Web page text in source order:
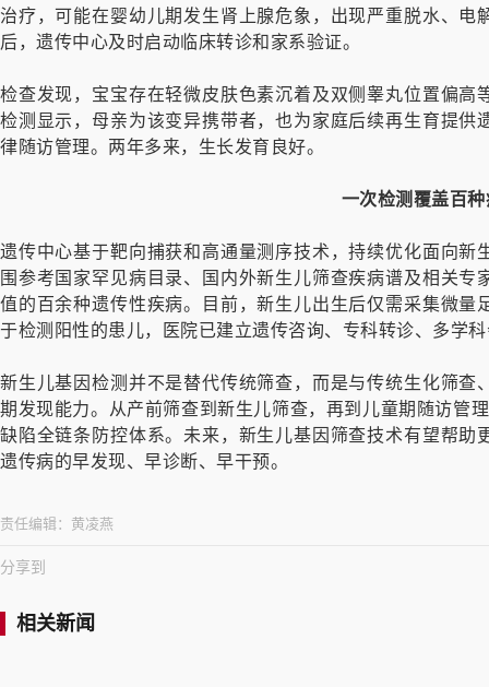
治疗，可能在婴幼儿期发生肾上腺危象，出现严重脱水、
后，遗传中心及时启动临床转诊和家系验证。
检查发现，宝宝存在轻微皮肤色素沉着及双侧睾丸位置偏
检测显示，母亲为该变异携带者，也为家庭后续再生育提
律随访管理。两年多来，生长发育良好。
一次检测覆盖百种
遗传中心基于靶向捕获和高通量测序技术，持续优化面向
围参考国家罕见病目录、国内外新生儿筛查疾病谱及相关
值的百余种遗传性疾病。目前，新生儿出生后仅需采集微
于检测阳性的患儿，医院已建立遗传咨询、专科转诊、多学
新生儿基因检测并不是替代传统筛查，而是与传统生化筛
期发现能力。从产前筛查到新生儿筛查，再到儿童期随访管
缺陷全链条防控体系。未来，新生儿基因筛查技术有望帮
遗传病的早发现、早诊断、早干预。
责任编辑： 黄凌燕
分享到
相关新闻